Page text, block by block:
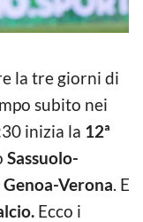
la tre giorni di
subito nei
inizia la 12ª
Sassuolo-
Genoa-Verona. E
Ecco i